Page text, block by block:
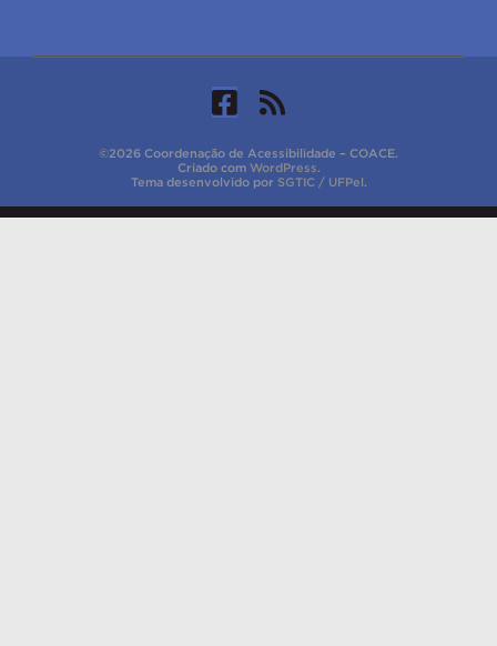
©2026 Coordenação de Acessibilidade – COACE.
Criado com WordPress.
Tema desenvolvido por SGTIC / UFPel.